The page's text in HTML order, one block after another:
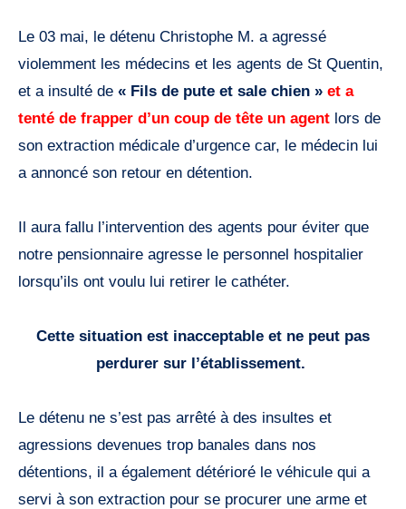
Le 03 mai, le détenu Christophe M. a agressé
violemment les médecins et les agents de St Quentin,
et a insulté de « Fils de pute et sale chien » et a
tenté de frapper d’un coup de tête un agent lors de
son extraction médicale d’urgence car, le médecin lui
a annoncé son retour en détention.
Il aura fallu l’intervention des agents pour éviter que
notre pensionnaire agresse le personnel hospitalier
lorsqu’ils ont voulu lui retirer le cathéter.
Cette situation est inacceptable et ne peut pas
perdurer sur l’établissement.
Le détenu ne s’est pas arrêté à des insultes et
agressions devenues trop banales dans nos
détentions, il a également détérioré le véhicule qui a
servi à son extraction pour se procurer une arme et